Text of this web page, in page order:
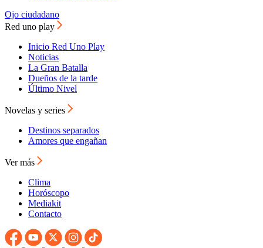
Ojo ciudadano
Red uno play
Inicio Red Uno Play
Noticias
La Gran Batalla
Dueños de la tarde
Último Nivel
Novelas y series
Destinos separados
Amores que engañan
Ver más
Clima
Horóscopo
Mediakit
Contacto